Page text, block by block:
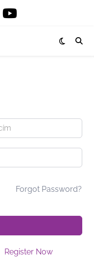
Forgot Password?
Register Now